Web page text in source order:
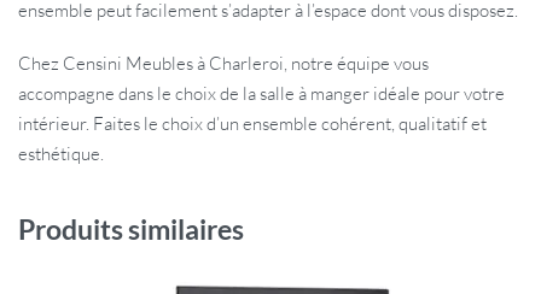
ensemble peut facilement s’adapter à l’espace dont vous disposez.
Chez Censini Meubles à Charleroi, notre équipe vous
accompagne dans le choix de la salle à manger idéale pour votre
intérieur. Faites le choix d’un ensemble cohérent, qualitatif et
esthétique.
Produits similaires